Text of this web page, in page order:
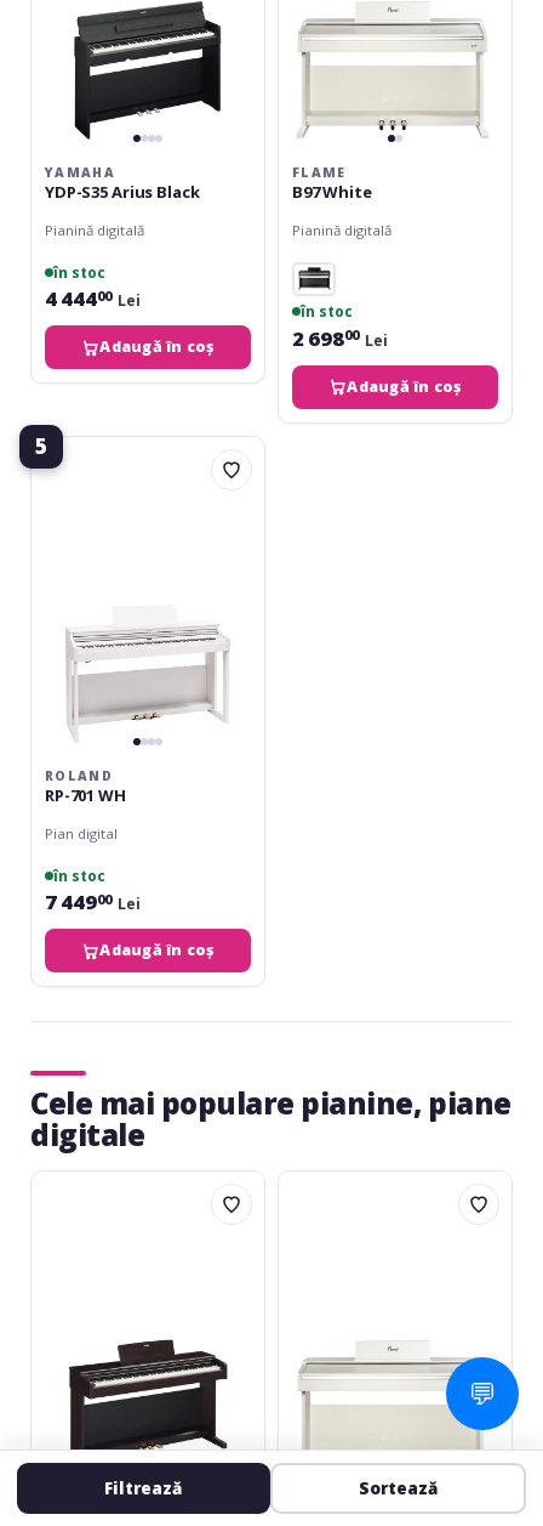
YAMAHA
YDP-S35 Arius Black
Pianină digitală
în stoc
4 44400 Lei
Adaugă în coș
FLAME
B97 White
Pianină digitală
în stoc
2 69800 Lei
Adaugă în coș
5
Roland
RP-
ROLAND
RP-701 WH
Pian digital
în stoc
7 44900 Lei
Adaugă în coș
Cele mai populare pianine, piane
digitale
Yamaha
YAMAHA
Flame
FLAME
Filtrează Sortează
💬